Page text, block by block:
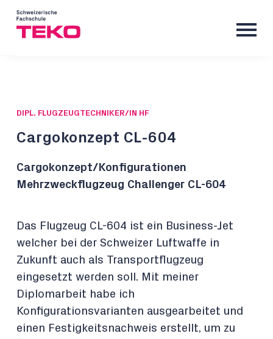
DIPL. FLUGZEUGTECHNIKER/IN HF
Cargokonzept CL-604
Cargokonzept/Konfigurationen
Mehrzweckflugzeug Challenger CL-604
Das Flugzeug CL-604 ist ein Business-Jet
welcher bei der Schweizer Luftwaffe in
Zukunft auch als Transportflugzeug
eingesetzt werden soll. Mit meiner
Diplomarbeit habe ich
Konfigurationsvarianten ausgearbeitet und
einen Festigkeitsnachweis erstellt, um zu